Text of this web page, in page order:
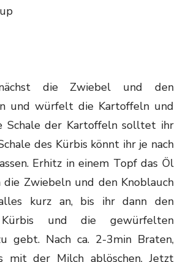
die Zwiebel und den
und würfelt die Kartoffeln und
Schale der Kartoffeln solltet ihr
des Kürbis könnt ihr je nach
Erhitz in einem Topf das Öl
Zwiebeln und den Knoblauch
kurz an, bis ihr dann den
und die gewürfelten
gebt. Nach ca. 2-3min Braten,
mit der Milch ablöschen. Jetzt